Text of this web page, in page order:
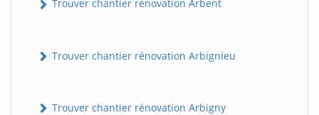
Trouver chantier rénovation Arbent
Trouver chantier rénovation Arbignieu
Trouver chantier rénovation Arbigny